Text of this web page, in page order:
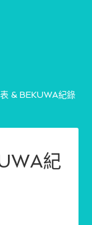
& BEKUWA紀錄
紀